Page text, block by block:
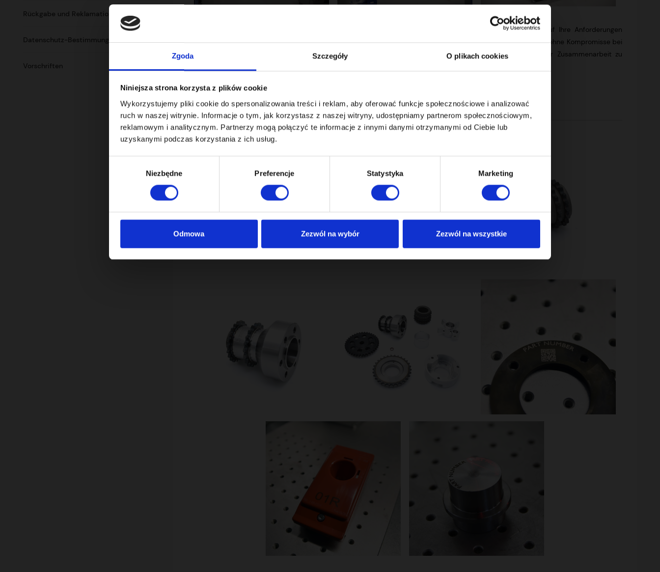
Zgoda Szczegóły O plikach cookies
Niniejsza strona korzysta z plików cookie
Wykorzystujemy pliki cookie do spersonalizowania treści i reklam, aby oferować funkcje społecznościowe i analizować
ruch w naszej witrynie. Informacje o tym, jak korzystasz z naszej witryny, udostępniamy partnerom społecznościowym,
reklamowym i analitycznym. Partnerzy mogą połączyć te informacje z innymi danymi otrzymanymi od Ciebie lub
uzyskanymi podczas korzystania z ich usług.
Niezbędne Preferencje Statystyka Marketing
Odmowa Zezwól na wybór Zezwól na wszystkie
Rückgabe und Reklamation
Datenschutz-Bestimmungen
Vorschriften
Nehmen Sie noch heute Kontakt mit uns auf, um Ihre Bedürfnisse zu besprechen und ein individuelles, auf Ihre Anforderungen
zugeschnittenes Angebot zu erhalten. Ihre Zeit ist uns wichtig. Deshalb sorgen wir für schnelle Projektumsetzung, ohne Kompromisse bei
der Qualität. Unsere Experten sind bereit, alle Ihre Fragen zu beantworten und Sie in jeder Phase unserer Zusammenarbeit zu
Kontaktieren Sie uns über das Kontaktformular.
Beispiele unserer Produkte